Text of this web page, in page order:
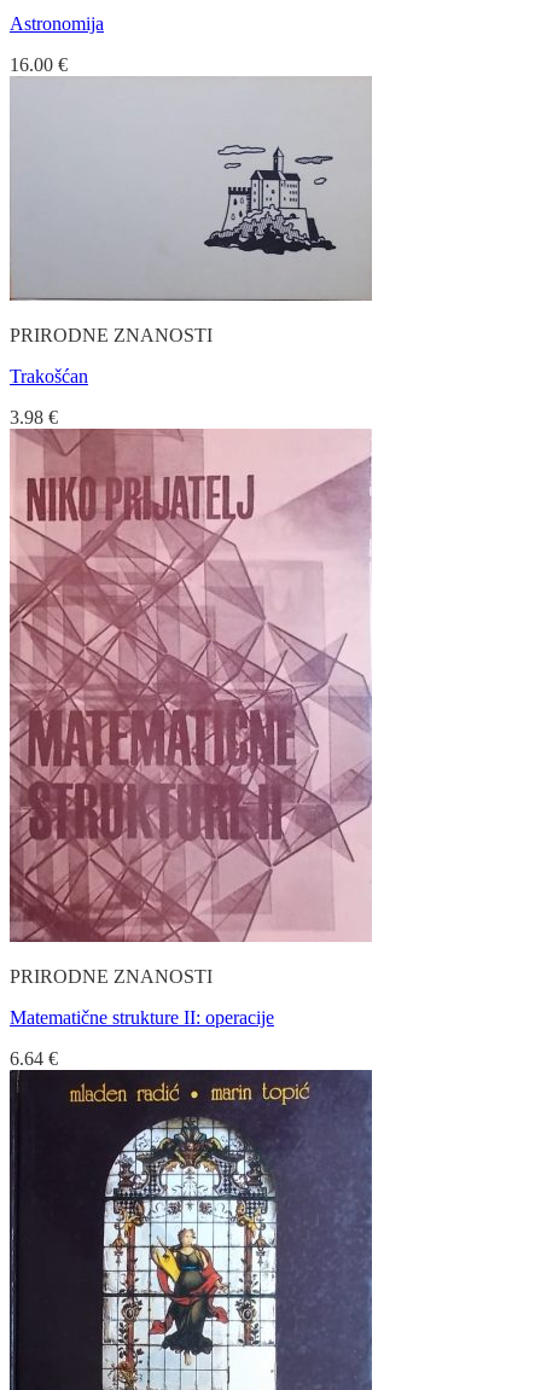
Astronomija
16.00 €
PRIRODNE ZNANOSTI
Trakošćan
3.98 €
PRIRODNE ZNANOSTI
Matematične strukture II: operacije
6.64 €